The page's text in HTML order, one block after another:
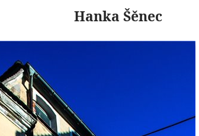
Hanka Šěnec